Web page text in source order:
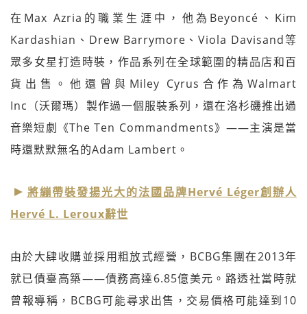
在Max Azria的職業生涯中，他為Beyoncé、Kim
Kardashian、Drew Barrymore、Viola Davisand等
眾多女星打造時裝，作品系列在全球範圍的精品店和百
貨出售。他還曾與Miley Cyrus合作為Walmart
Inc（沃爾瑪）製作過一個服裝系列，還在洛杉磯推出過
音樂短劇《The Ten Commandments》——主演是當
時還默默無名的Adam Lambert。
將繃帶裝發揚光大的法國品牌Hervé Léger創辦人
Hervé L. Leroux辭世
由於大肆收購並採用粗放式經營，BCBG集團在2013年
就已債臺高築——債務高達6.85億美元。路透社當時就
曾報導稱，BCBG可能尋求出售，交易價格可能達到10